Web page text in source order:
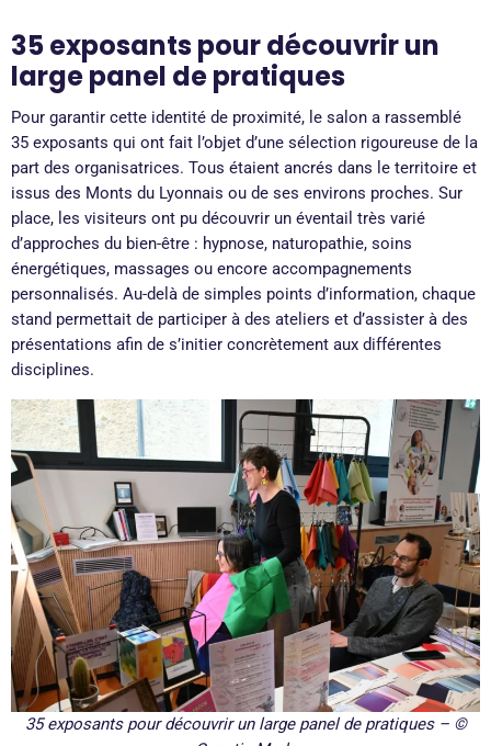
35 exposants pour découvrir un
large panel de pratiques
Pour garantir cette identité de proximité, le salon a rassemblé
35 exposants qui ont fait l’objet d’une sélection rigoureuse de la
part des organisatrices. Tous étaient ancrés dans le territoire et
issus des Monts du Lyonnais ou de ses environs proches. Sur
place, les visiteurs ont pu découvrir un éventail très varié
d’approches du bien-être : hypnose, naturopathie, soins
énergétiques, massages ou encore accompagnements
personnalisés. Au-delà de simples points d’information, chaque
stand permettait de participer à des ateliers et d’assister à des
présentations afin de s’initier concrètement aux différentes
disciplines.
35 exposants pour découvrir un large panel de pratiques – ©